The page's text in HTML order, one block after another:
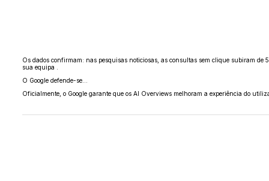
Os dados confirmam: nas pesquisas noticiosas, as consultas sem clique subiram
sua equipa .
O Google defende-se…
Oficialmente, o Google garante que os AI Overviews melhoram a experiência do